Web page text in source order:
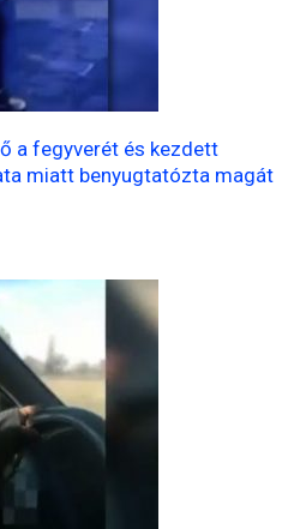
a fegyverét és kezdett
miatt benyugtatózta magát